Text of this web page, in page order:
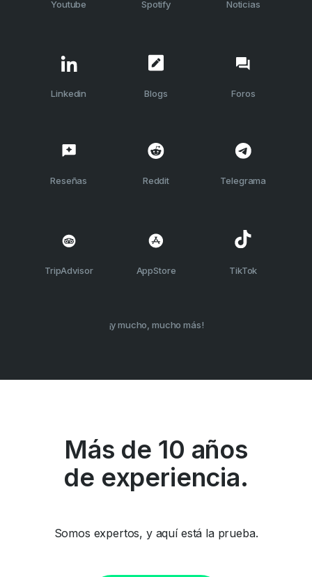
Youtube Spotify Noticias
Linkedin Blogs Foros
Reseñas Reddit Telegrama
TripAdvisor AppStore TikTok
¡y mucho, mucho más!
Más de 10 años
de experiencia.
Somos expertos, y aquí está la prueba.